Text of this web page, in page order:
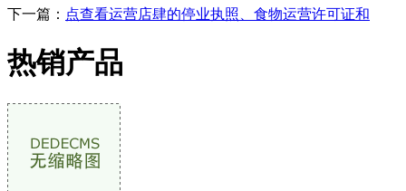
下一篇： 点查看运营店肆的停业执照、食物运营许可证和
热销产品